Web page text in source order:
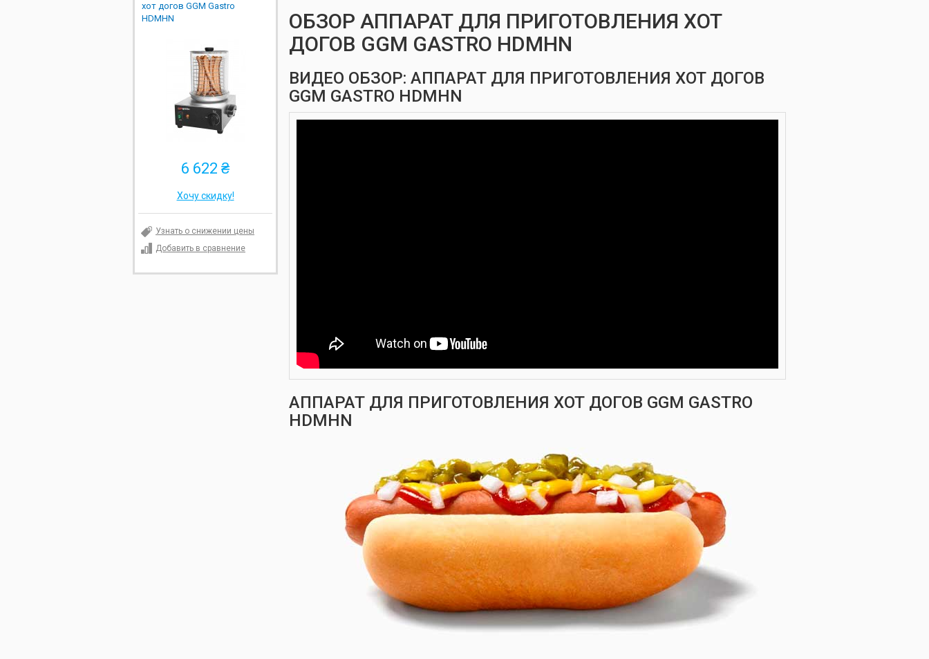
хот догов GGM Gastro
HDMHN
6 622 ₴
Хочу скидку!
Узнать о снижении цены
Добавить в сравнение
ОБЗОР АППАРАТ ДЛЯ ПРИГОТОВЛЕНИЯ ХОТ
ДОГОВ GGM GASTRO HDMHN
ВИДЕО ОБЗОР: АППАРАТ ДЛЯ ПРИГОТОВЛЕНИЯ ХОТ ДОГОВ
GGM GASTRO HDMHN
АППАРАТ ДЛЯ ПРИГОТОВЛЕНИЯ ХОТ ДОГОВ GGM GASTRO
HDMHN